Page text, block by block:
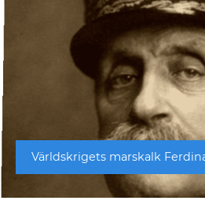
Världskrigets marskalk